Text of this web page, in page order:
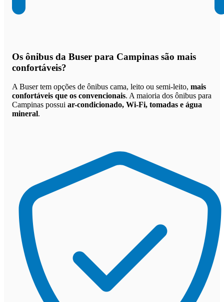
Os ônibus da Buser para Campinas são mais
confortáveis?
A Buser tem opções de ônibus cama, leito ou semi-leito, mais
confortáveis que os convencionais. A maioria dos ônibus para
Campinas possui ar-condicionado, Wi-Fi, tomadas e água
mineral.